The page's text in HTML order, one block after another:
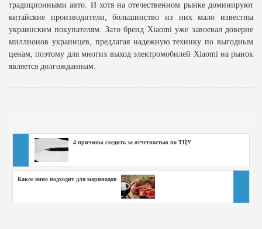
традиционными авто. И хотя на отечественном рынке доминируют
китайские производители, большинство из них мало известны
украинским покупателям. Зато бренд Xiaomi уже завоевал доверие
миллионов украинцев, предлагая надежную технику по выгодным
ценам, поэтому для многих выход электромобилей Xiaomi на рынок
является долгожданным.
4 причины следить за отчетностью по ТЦУ
Какое вино подходит для маринадов